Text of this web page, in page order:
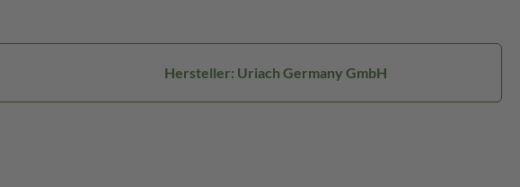
Hersteller: Uriach Germany GmbH